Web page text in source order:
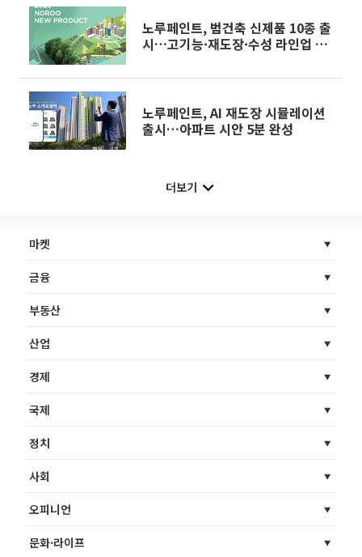
노루페인트, 범건축 신제품 10종 출
시…고기능·재도장·수성 라인업 강
노루페인트, AI 재도장 시뮬레이션
출시…아파트 시안 5분 완성
더보기
마켓
금융
부동산
산업
경제
국제
정치
사회
오피니언
문화·라이프